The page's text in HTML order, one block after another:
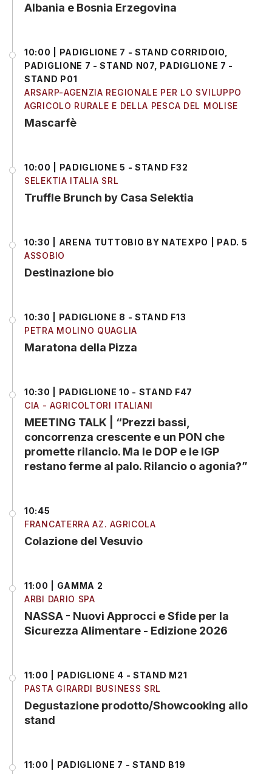
Albania e Bosnia Erzegovina
10:00 | PADIGLIONE 7 - STAND CORRIDOIO,
PADIGLIONE 7 - STAND N07, PADIGLIONE 7 -
STAND P01
ARSARP-AGENZIA REGIONALE PER LO SVILUPPO
AGRICOLO RURALE E DELLA PESCA DEL MOLISE
Mascarfè
10:00 | PADIGLIONE 5 - STAND F32
SELEKTIA ITALIA SRL
Truffle Brunch by Casa Selektia
10:30 | ARENA TUTTOBIO BY NATEXPO | PAD. 5
ASSOBIO
Destinazione bio
10:30 | PADIGLIONE 8 - STAND F13
PETRA MOLINO QUAGLIA
Maratona della Pizza
10:30 | PADIGLIONE 10 - STAND F47
CIA - AGRICOLTORI ITALIANI
MEETING TALK | “Prezzi bassi,
concorrenza crescente e un PON che
promette rilancio. Ma le DOP e le IGP
restano ferme al palo. Rilancio o agonia?”
10:45
FRANCATERRA AZ. AGRICOLA
Colazione del Vesuvio
11:00 | GAMMA 2
ARBI DARIO SPA
NASSA - Nuovi Approcci e Sfide per la
Sicurezza Alimentare - Edizione 2026
11:00 | PADIGLIONE 4 - STAND M21
PASTA GIRARDI BUSINESS SRL
Degustazione prodotto/Showcooking allo
stand
11:00 | PADIGLIONE 7 - STAND B19